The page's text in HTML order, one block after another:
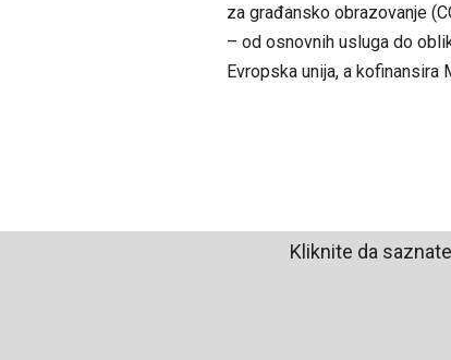
za građansko obrazovanje
– od osnovnih usluga do
Evropska unija, a kofinansira
Kliknite da